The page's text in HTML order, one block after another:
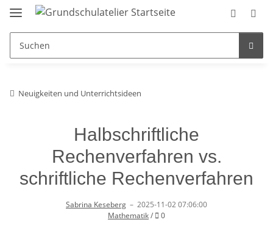
Neuigkeiten und Unterrichtsideen
Halbschriftliche
Rechenverfahren vs.
schriftliche Rechenverfahren
Sabrina Keseberg – 2025-11-02 07:06:00
Mathematik/ Kommentare
0